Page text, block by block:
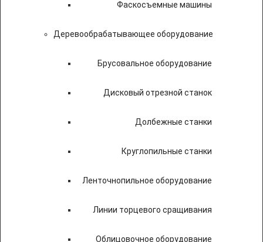
Фаскосъемные машины
Деревообрабатывающее оборудование
Брусовальное оборудование
Дисковый отрезной станок
Долбежные станки
Круглопильные станки
Ленточнопильное оборудование
Линии торцевого сращивания
Облицовочное оборудование